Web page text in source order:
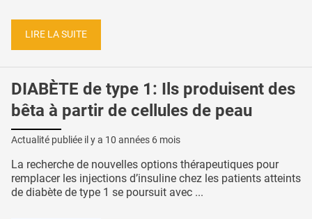
LIRE LA SUITE
DIABÈTE de type 1: Ils produisent des
bêta à partir de cellules de peau
Actualité publiée il y a 10 années 6 mois
La recherche de nouvelles options thérapeutiques pour
remplacer les injections d’insuline chez les patients atteints
de diabète de type 1 se poursuit avec ...